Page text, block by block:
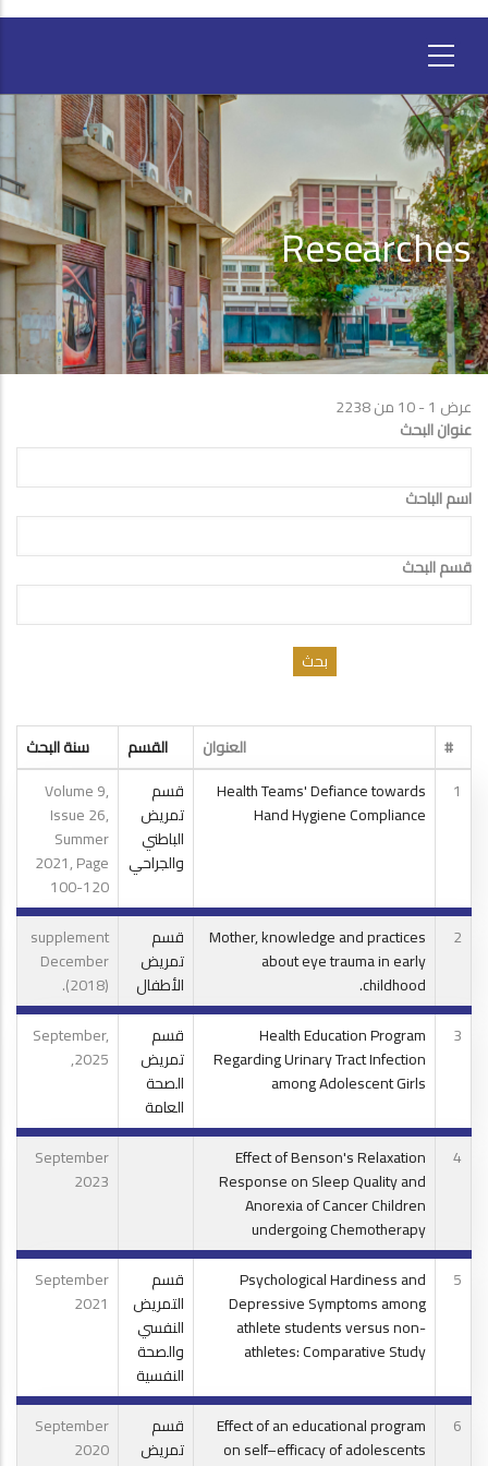
Researches
عرض 1 - 10 من 2238
عنوان البحث
اسم الباحث
قسم البحث
# العنوان القسم
سنة البحث
1
Health Teams' Defiance towards
Hand Hygiene Compliance
قسم
تمريض
الباطني
والجراحي
Volume 9,
Issue 26,
Summer
2021, Page
100-120
2
Mother, knowledge and practices
about eye trauma in early
childhood.
قسم
تمريض
الأطفال
supplement
December
(2018).
3
Health Education Program
Regarding Urinary Tract Infection
among Adolescent Girls
قسم
تمريض
الصحة
العامة
September,
2025,
4
Effect of Benson's Relaxation
Response on Sleep Quality and
Anorexia of Cancer Children
undergoing Chemotherapy
September
2023
5
Psychological Hardiness and
Depressive Symptoms among
athlete students versus non-
athletes: Comparative Study
قسم
التمريض
النفسي
والصحة
النفسية
September
2021
6
Effect of an educational program
on self–efficacy of adolescents
قسم
تمريض
September
2020